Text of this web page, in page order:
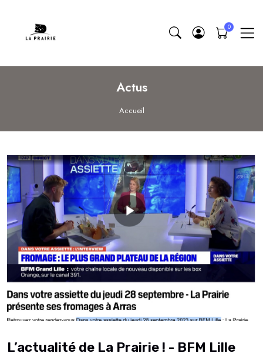
Actus
Accueil
L’actualité de La Prairie ! - BFM Lille